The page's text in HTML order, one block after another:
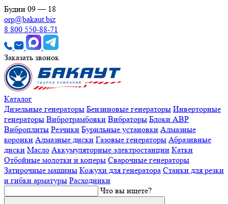
Будни 09 — 18
orp@bakaut.biz
8 800 550-88-71
Заказать звонок
Каталог
Дизельные генераторы Бензиновые генераторы Инверторные
генераторы Вибротрамбовки Вибраторы Блоки АВР
Виброплиты Резчики Бурильные установки Алмазные
коронки Алмазные диски Газовые генераторы Абразивные
диски Масло Аккумуляторные электростанции Катки
Отбойные молотки и коперы Сварочные генераторы
Затирочные машины Кожухи для генератора Станки для резки
и гибки арматуры Расходники
Что вы ищете?